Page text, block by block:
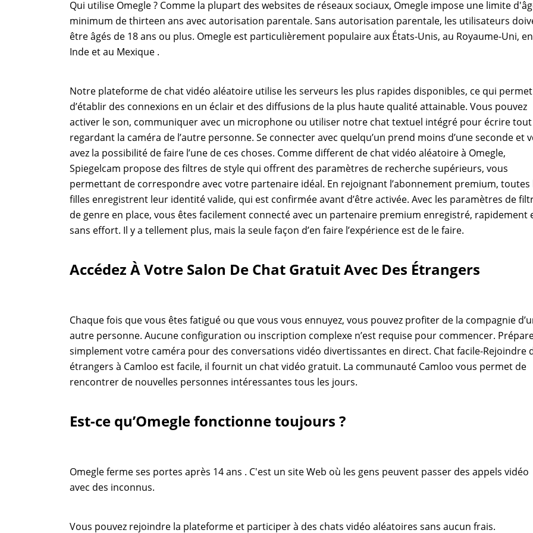
Qui utilise Omegle ? Comme la plupart des websites de réseaux sociaux, Omegle impose une limite
minimum de thirteen ans avec autorisation parentale. Sans autorisation parentale, les utilisateurs
être âgés de 18 ans ou plus. Omegle est particulièrement populaire aux États-Unis, au Royaume-Uni, en
Inde et au Mexique .
Notre plateforme de chat vidéo aléatoire utilise les serveurs les plus rapides disponibles, ce qui permet
d’établir des connexions en un éclair et des diffusions de la plus haute qualité attainable. Vous pouvez
activer le son, communiquer avec un microphone ou utiliser notre chat textuel intégré pour écrire tout
regardant la caméra de l’autre personne. Se connecter avec quelqu’un prend moins d’une seconde et
avez la possibilité de faire l’une de ces choses. Comme different de chat vidéo aléatoire à Omegle,
Spiegelcam propose des filtres de style qui offrent des paramètres de recherche supérieurs, vous
permettant de correspondre avec votre partenaire idéal. En rejoignant l’abonnement premium, toutes
filles enregistrent leur identité valide, qui est confirmée avant d’être activée. Avec les paramètres de
de genre en place, vous êtes facilement connecté avec un partenaire premium enregistré, rapidement
sans effort. Il y a tellement plus, mais la seule façon d’en faire l’expérience est de le faire.
Accédez À Votre Salon De Chat Gratuit Avec Des Étrangers
Chaque fois que vous êtes fatigué ou que vous vous ennuyez, vous pouvez profiter de la compagnie
autre personne. Aucune configuration ou inscription complexe n’est requise pour commencer.
simplement votre caméra pour des conversations vidéo divertissantes en direct. Chat facile-Rejoindre
étrangers à Camloo est facile, il fournit un chat vidéo gratuit. La communauté Camloo vous permet de
rencontrer de nouvelles personnes intéressantes tous les jours.
Est-ce qu’Omegle fonctionne toujours ?
Omegle ferme ses portes après 14 ans . C'est un site Web où les gens peuvent passer des appels vidéo
avec des inconnus.
Vous pouvez rejoindre la plateforme et participer à des chats vidéo aléatoires sans aucun frais.